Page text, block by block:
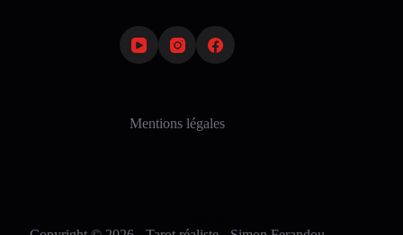
Mentions légales